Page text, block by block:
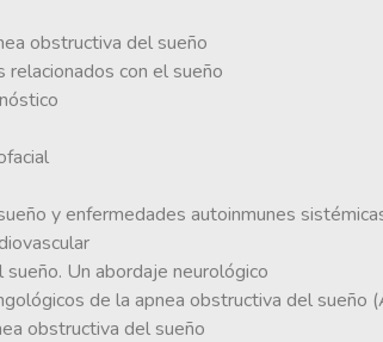
obstructiva del sueño
con el sueño
y enfermedades autoinmunes
Un abordaje neurológico
de la apnea obstructiva del sueño
obstructiva del sueño